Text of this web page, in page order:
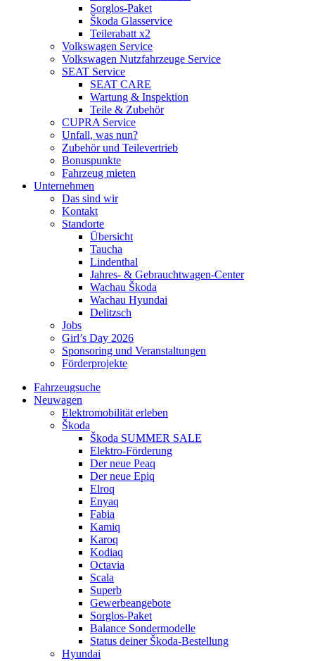
Sorglos-Paket
Škoda Glasservice
Teilerabatt x2
Volkswagen Service
Volkswagen Nutzfahrzeuge Service
SEAT Service
SEAT CARE
Wartung & Inspektion
Teile & Zubehör
CUPRA Service
Unfall, was nun?
Zubehör und Teilevertrieb
Bonuspunkte
Fahrzeug mieten
Unternehmen
Das sind wir
Kontakt
Standorte
Übersicht
Taucha
Lindenthal
Jahres- & Gebrauchtwagen-Center
Wachau Škoda
Wachau Hyundai
Delitzsch
Jobs
Girl’s Day 2026
Sponsoring und Veranstaltungen
Förderprojekte
Fahrzeugsuche
Neuwagen
Elektromobilität erleben
Škoda
Škoda SUMMER SALE
Elektro-Förderung
Der neue Peaq
Der neue Epiq
Elroq
Enyaq
Fabia
Kamiq
Karoq
Kodiaq
Octavia
Scala
Superb
Gewerbeangebote
Sorglos-Paket
Balance Sondermodelle
Status deiner Škoda-Bestellung
Hyundai